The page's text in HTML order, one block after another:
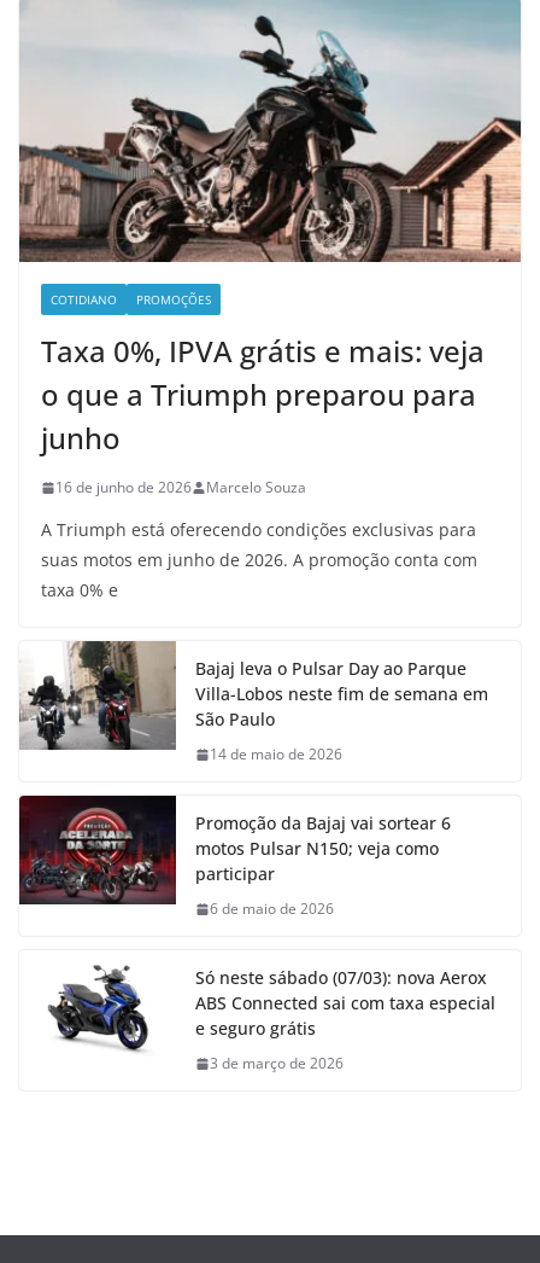
COTIDIANO PROMOÇÕES
Taxa 0%, IPVA grátis e mais: veja
o que a Triumph preparou para
junho
16 de junho de 2026 Marcelo Souza
A Triumph está oferecendo condições exclusivas para
suas motos em junho de 2026. A promoção conta com
taxa 0% e
Bajaj leva o Pulsar Day ao Parque
Villa-Lobos neste fim de semana em
São Paulo
14 de maio de 2026
Promoção da Bajaj vai sortear 6
motos Pulsar N150; veja como
participar
6 de maio de 2026
Só neste sábado (07/03): nova Aerox
ABS Connected sai com taxa especial
e seguro grátis
3 de março de 2026